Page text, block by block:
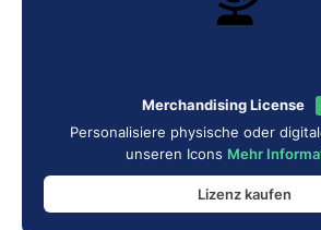
Merchandising License
Personalisiere physische oder
unseren Icons Mehr
Lizenz kaufen